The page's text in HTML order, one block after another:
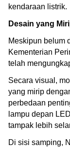
kendaraan listrik.
Desain yang
Meskipun belum
Kementerian
telah
Secara visual,
yang mirip
perbedaan
lampu depan
tampak lebih
Di sisi samping,